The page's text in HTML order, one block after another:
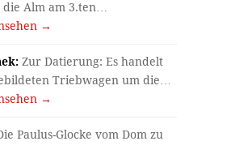
Alm am 3.ten…
→
Zur Datierung: Es handelt
Triebwagen um die…
→
Paulus-Glocke vom Dom zu